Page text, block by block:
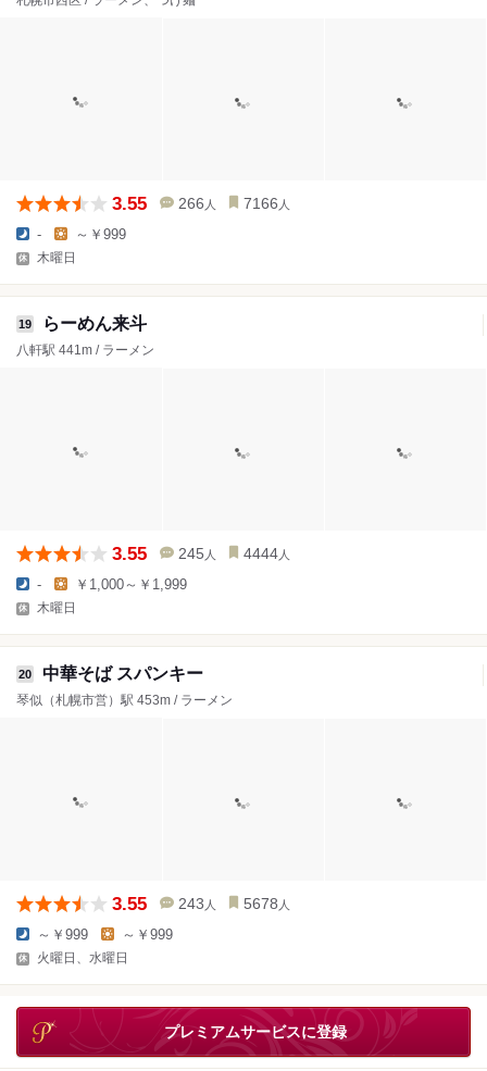
3.55 266 人 7166 人
- ～￥999
木曜日
19 らーめん来斗
八軒駅 441m / ラーメン
3.55 245 人 4444 人
- ￥1,000～￥1,999
木曜日
20 中華そば スパンキー
琴似（札幌市営）駅 453m / ラーメン
3.55 243 人 5678 人
～￥999 ～￥999
火曜日、水曜日
プレミアムサービスに登録